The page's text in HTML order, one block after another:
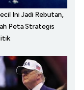
Ini Jadi Rebutan,
Peta Strategis